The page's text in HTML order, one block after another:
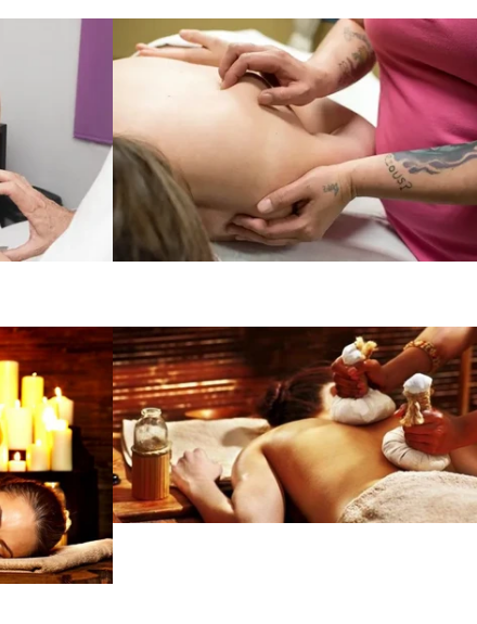
de
Precio
habitual